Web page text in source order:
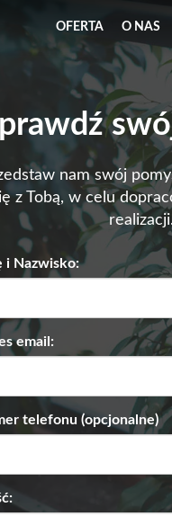
OFERTA O NAS
nam swój
z Tobą, w celu
i Nazwisko:
email:
telefonu (opcjonalne)